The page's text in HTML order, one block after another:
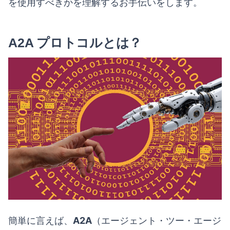
を使用すべきかを理解するお手伝いをします。
A2A プロトコルとは？
簡単に言えば、 A2A （エージェント・ツー・エージ